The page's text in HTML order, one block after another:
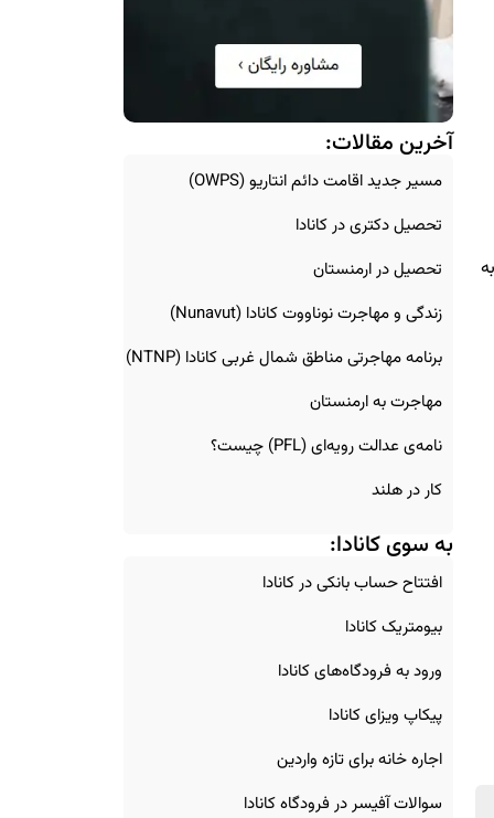
آخرین مقالات:
مسیر جدید اقامت دائم انتاریو (OWPS)
تحصیل دکتری در کانادا
تحصیل در ارمنستان
زندگی و مهاجرت نوناووت کانادا (Nunavut)
برنامه مهاجرتی مناطق شمال غربی کانادا (NTNP)
مهاجرت به ارمنستان
نامه‌ی عدالت رویه‌ای (PFL) چیست؟
کار در هلند
به سوی کانادا:
افتتاح حساب بانکی در کانادا
بیومتریک کانادا
ورود به فرودگاه‌های کانادا
پیکاپ ویزای کانادا
اجاره خانه برای تازه‌ واردین
سوالات آفیسر در فرودگاه کانادا